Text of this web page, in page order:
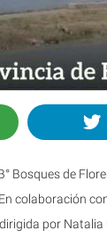
Bosques de
colaboración
por